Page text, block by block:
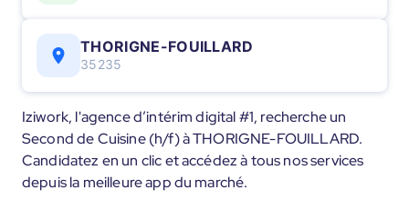
THORIGNE-FOUILLARD
35235
Iziwork, l'agence d’intérim digital #1, recherche un
Second de Cuisine (h/f) à THORIGNE-FOUILLARD.
Candidatez en un clic et accédez à tous nos services
depuis la meilleure app du marché.